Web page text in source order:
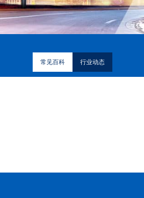
常见百科 行业动态